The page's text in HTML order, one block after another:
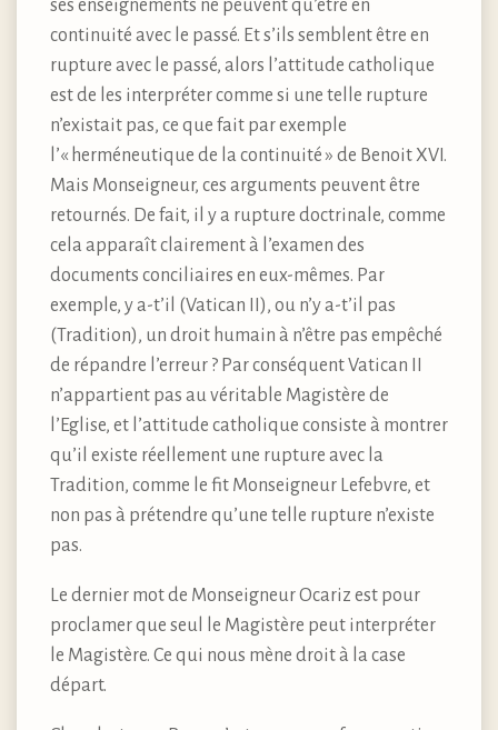
ses enseignements ne peuvent qu’être en
continuité avec le passé. Et s’ils semblent être en
rupture avec le passé, alors l’attitude catholique
est de les interpréter comme si une telle rupture
n’existait pas, ce que fait par exemple
l’« herméneutique de la continuité » de Benoit XVI.
Mais Monseigneur, ces arguments peuvent être
retournés. De fait, il y a rupture doctrinale, comme
cela apparaît clairement à l’examen des
documents conciliaires en eux-mêmes. Par
exemple, y a-t’il (Vatican II), ou n’y a-t’il pas
(Tradition), un droit humain à n’être pas empêché
de répandre l’erreur ? Par conséquent Vatican II
n’appartient pas au véritable Magistère de
l’Eglise, et l’attitude catholique consiste à montrer
qu’il existe réellement une rupture avec la
Tradition, comme le fit Monseigneur Lefebvre, et
non pas à prétendre qu’une telle rupture n’existe
pas.
Le dernier mot de Monseigneur Ocariz est pour
proclamer que seul le Magistère peut interpréter
le Magistère. Ce qui nous mène droit à la case
départ.